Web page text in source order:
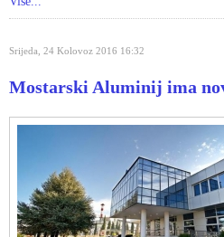
Srijeda, 24 Kolovoz 2016 16:32
Mostarski Aluminij ima